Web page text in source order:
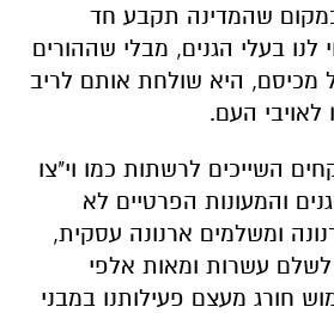
שהמדינה תקבע חד
לנו בעלי הגנים, מבלי שההורים
מכיסם, היא שולחת אותם לריב
לאויבי העם.
השייכים לרשתות כמו וי"צו
והמעונות הפרטיים לא
ומשלמים ארנונה עסקית,
לשלם עשרות ומאות אלפי
חורג מעצם פעילותנו במבני